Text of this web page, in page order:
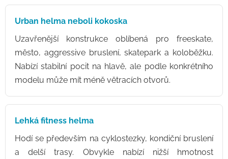
Urban helma neboli kokoska
Uzavřenější konstrukce oblíbená pro freeskate,
město, aggressive bruslení, skatepark a koloběžku.
Nabízí stabilní pocit na hlavě, ale podle konkrétního
modelu může mít méně větracích otvorů.
Lehká fitness helma
Hodí se především na cyklostezky, kondiční bruslení
a delší trasy. Obvykle nabízí nižší hmotnost